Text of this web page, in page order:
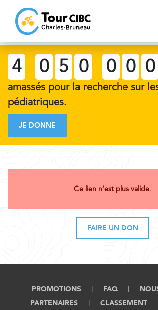
4 0 5 0 0 0 0
amassés pour la recherche sur
pédiatriques.
JE DONNE
Ce lien n’est plus valide.
FAIRE UN DON
PROMOTIONS FAQ
PARTENAIRES
CLASSEMENT